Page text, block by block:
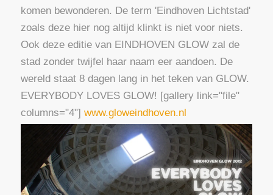
komen bewonderen. De term 'Eindhoven Lichtstad'
zoals deze hier nog altijd klinkt is niet voor niets.
Ook deze editie van EINDHOVEN GLOW zal de
stad zonder twijfel haar naam eer aandoen. De
wereld staat 8 dagen lang in het teken van GLOW.
EVERYBODY LOVES GLOW! [gallery link="file"
columns="4"] www.gloweindhoven.nl